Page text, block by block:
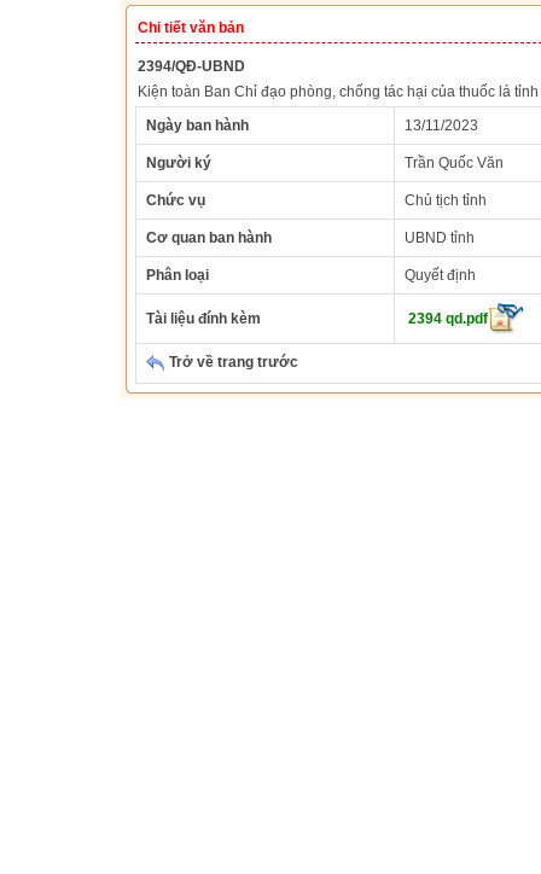
Chi tiết văn bản
2394/QĐ-UBND
Kiện toàn Ban Chỉ đạo phòng, chống tác hại của thuốc lá
Ngày ban hành
13/11/2023
Người ký Trần Quốc Văn
Chức vụ Chủ tịch tỉnh
Cơ quan ban hành UBND tỉnh
Phân loại Quyết định
Tài liệu đính kèm 2394 qd.pdf
Trở về trang trước